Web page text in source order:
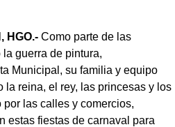
HGO.- Como parte de las
guerra de pintura,
Municipal, su familia y equipo
la reina, el rey, las princesas y los
las calles y comercios,
estas fiestas de carnaval para